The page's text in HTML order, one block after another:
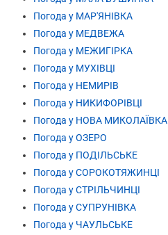
Погода у МАР'ЯНІВКА
Погода у МЕДВЕЖА
Погода у МЕЖИГІРКА
Погода у МУХІВЦІ
Погода у НЕМИРІВ
Погода у НИКИФОРІВЦІ
Погода у НОВА МИКОЛАЇВКА
Погода у ОЗЕРО
Погода у ПОДІЛЬСЬКЕ
Погода у СОРОКОТЯЖИНЦІ
Погода у СТРІЛЬЧИНЦІ
Погода у СУПРУНІВКА
Погода у ЧАУЛЬСЬКЕ